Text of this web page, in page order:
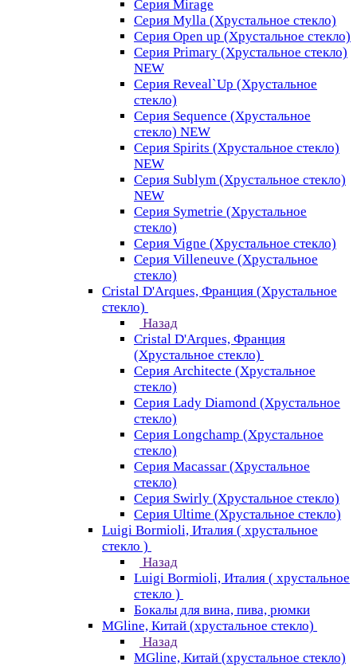
Серия Mirage
Серия Mylla (Хрустальное стекло)
Серия Open up (Хрустальное стекло)
Серия Primary (Хрустальное стекло)
NEW
Серия Reveal`Up (Хрустальное
стекло)
Серия Sequence (Хрустальное
стекло) NEW
Серия Spirits (Хрустальное стекло)
NEW
Серия Sublym (Хрустальное стекло)
NEW
Серия Symetrie (Хрустальное
стекло)
Серия Vigne (Хрустальное стекло)
Серия Villeneuve (Хрустальное
стекло)
Cristal D'Arques, Франция (Хрустальное
стекло)
Назад
Cristal D'Arques, Франция
(Хрустальное стекло)
Серия Architecte (Хрустальное
стекло)
Серия Lady Diamond (Хрустальное
стекло)
Серия Longchamp (Хрустальное
стекло)
Серия Macassar (Хрустальное
стекло)
Серия Swirly (Хрустальное стекло)
Серия Ultime (Хрустальное стекло)
Luigi Bormioli, Италия ( хрустальное
стекло )
Назад
Luigi Bormioli, Италия ( хрустальное
стекло )
Бокалы для вина, пива, рюмки
MGline, Китай (хрустальное стекло)
Назад
MGline, Китай (хрустальное стекло)